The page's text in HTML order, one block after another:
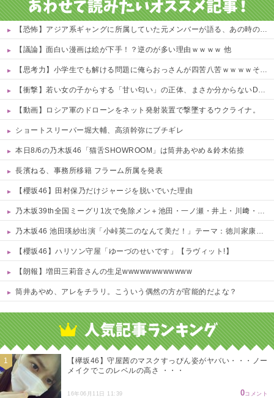
【恐怖】アジア系ギャングに所属していた元メンバーが語る、あの時のリアルすぎる体験談… 他
【議論】面白い漫画は絵が下手！？逆のが多い理由ｗｗｗｗ 他
【思考力】小学生でも解ける問題に俺らおっさんが四苦八苦ｗｗｗｗその答えは？ｗ 他
【衝撃】若い女の子からする「甘い匂い」の正体、まさか分からないDTなんておらんよな？よな？w w w w w w w w w w w
【動画】ロシア軍のドローンをネット発射装置で撃墜するウクライナ。
ショートスリーパー堀大輔、高須幹弥にブチギレ
本日8/6の乃木坂46「猫舌SHOWROOM」は筒井あやめ＆鈴木佑捺
長濱ねる、事務所移籍 フラーム所属を発表
【櫻坂46】田村保乃だけジャージを脱いでいた理由
乃木坂39th全国ミーグリ1次で免除メン＋池田・一ノ瀬・井上・川﨑・菅原・中西が全完売
乃木坂46 池田瑛紗出演「小峠英二のなんて美だ！」テーマ：徳川家康【2025.8.5 24:00〜 TOKYO MX】
【櫻坂46】ハリソン守屋「ゆーづのせいです」【ラヴィット!】
【朗報】増田三莉音さんの生足wwwwwwwwwwww
筒井あやめ、アレをチラリ。こういう偶然の方が官能的だよな？
【欅坂46】守屋茜のマスクすっぴん姿がヤバい・・・ノー
メイクでこのレベルの高さ ・・・
16年06月11日 11:39 0コメント